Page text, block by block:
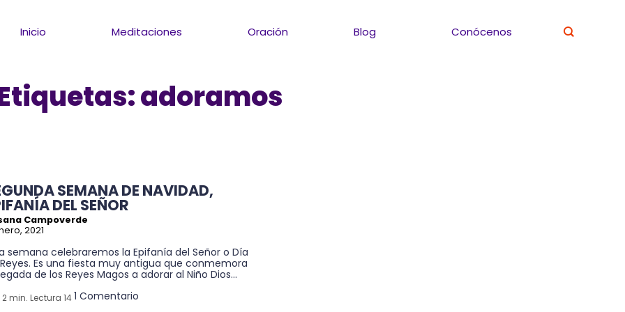
Inicio Meditaciones Oración Blog Conócenos
adoramos
SEMANA DE NAVIDAD,
DEL SEÑOR
Campoverde
2021
semana celebraremos la Epifanía del Señor o Día
Es una fiesta muy antigua que conmemora
de los Reyes Magos a adorar al Niño Dios...
2 min. Lectura 141 Comentario